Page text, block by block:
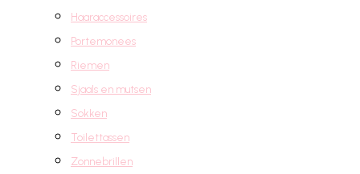
Haaraccessoires
Portemonees
Riemen
Sjaals en mutsen
Sokken
Toilettassen
Zonnebrillen